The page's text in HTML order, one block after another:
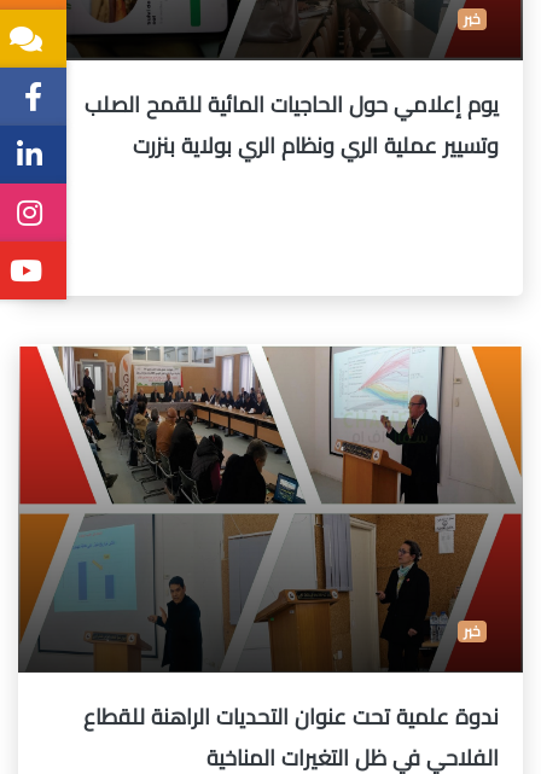
خبر
يوم إعلامي حول الحاجيات المائية للقمح الصلب
وتسيير عملية الري ونظام الري بولاية بنزرت
خبر
ندوة علمية تحت عنوان التحديات الراهنة للقطاع
الفلاحي في ظل التغيرات المناخية